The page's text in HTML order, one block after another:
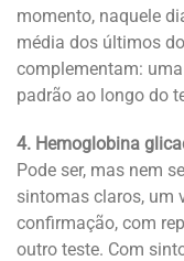
momento, naquele
média dos últimos
complementam:
padrão ao longo do
4. Hemoglobina
Pode ser, mas nem
sintomas claros, um
confirmação, com
outro teste. Com